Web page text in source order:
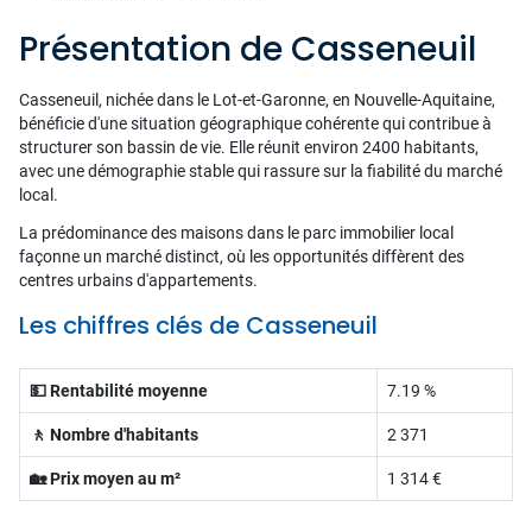
Présentation de Casseneuil
Casseneuil, nichée dans le Lot-et-Garonne, en Nouvelle-Aquitaine,
bénéficie d'une situation géographique cohérente qui contribue à
structurer son bassin de vie. Elle réunit environ 2400 habitants,
avec une démographie stable qui rassure sur la fiabilité du marché
local.
La prédominance des maisons dans le parc immobilier local
façonne un marché distinct, où les opportunités diffèrent des
centres urbains d'appartements.
Les chiffres clés de Casseneuil
💵 Rentabilité moyenne 7.19 %
🚶 Nombre d'habitants 2 371
🏡 Prix moyen au m² 1 314 €